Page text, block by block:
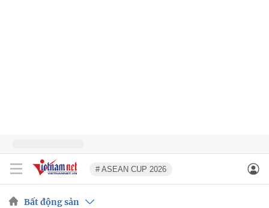
# ASEAN CUP 2026
Bất động sản